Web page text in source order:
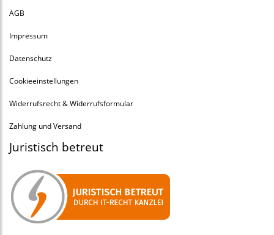
AGB
Impressum
Datenschutz
Cookieeinstellungen
Widerrufsrecht & Widerrufsformular
Zahlung und Versand
Juristisch betreut